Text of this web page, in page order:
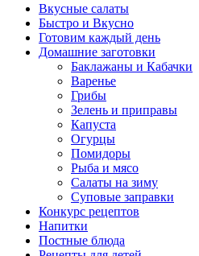
Вкусные салаты
Быстро и Вкусно
Готовим каждый день
Домашние заготовки
Баклажаны и Кабачки
Варенье
Грибы
Зелень и приправы
Капуста
Огурцы
Помидоры
Рыба и мясо
Салаты на зиму
Суповые заправки
Конкурс рецептов
Напитки
Постные блюда